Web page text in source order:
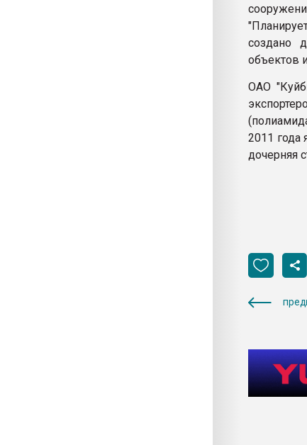
создано
объектов
ОАО
2011 года
дочерняя